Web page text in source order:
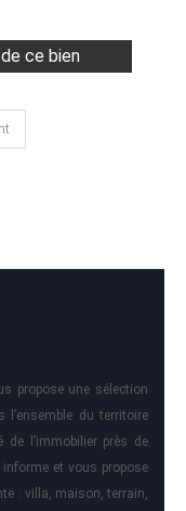
ce bien
propose une sélection
du territoire
de l’immobilier près de
et vous propose
: villa, maison, terrain,